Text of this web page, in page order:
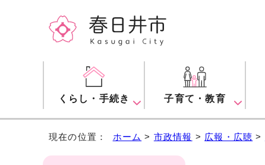
くらし・手続き 子育て・教育
現在の位置： ホーム > 市政情報 > 広報・広聴 >